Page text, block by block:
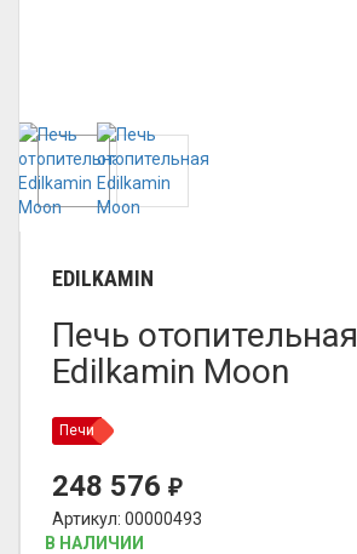
EDILKAMIN
Печь отопительная
Edilkamin Moon
Печи
248 576 ₽
Артикул: 00000493
В НАЛИЧИИ